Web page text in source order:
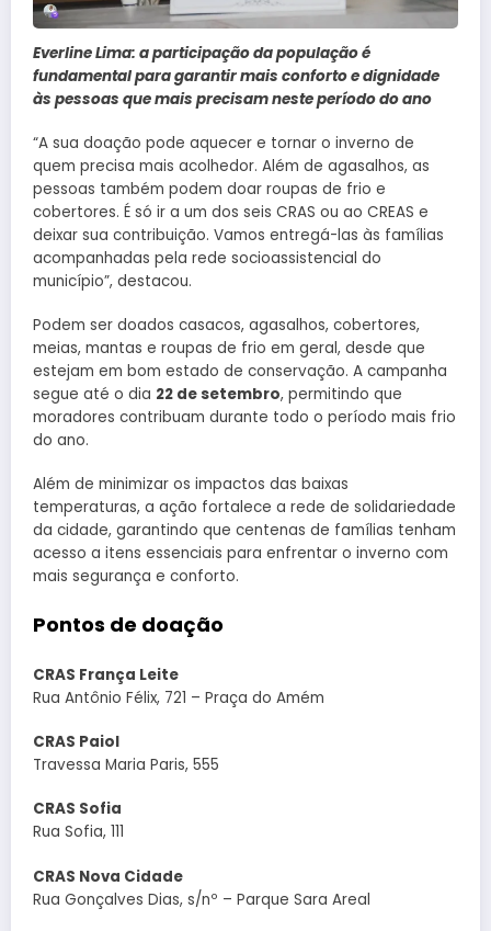
Everline Lima: a participação da população é
fundamental para garantir mais conforto e dignidade
às pessoas que mais precisam neste período do ano
“A sua doação pode aquecer e tornar o inverno de
quem precisa mais acolhedor. Além de agasalhos, as
pessoas também podem doar roupas de frio e
cobertores. É só ir a um dos seis CRAS ou ao CREAS e
deixar sua contribuição. Vamos entregá-las às famílias
acompanhadas pela rede socioassistencial do
município”, destacou.
Podem ser doados casacos, agasalhos, cobertores,
meias, mantas e roupas de frio em geral, desde que
estejam em bom estado de conservação. A campanha
segue até o dia 22 de setembro, permitindo que
moradores contribuam durante todo o período mais frio
do ano.
Além de minimizar os impactos das baixas
temperaturas, a ação fortalece a rede de solidariedade
da cidade, garantindo que centenas de famílias tenham
acesso a itens essenciais para enfrentar o inverno com
mais segurança e conforto.
Pontos de doação
CRAS França Leite
Rua Antônio Félix, 721 – Praça do Amém
CRAS Paiol
Travessa Maria Paris, 555
CRAS Sofia
Rua Sofia, 111
CRAS Nova Cidade
Rua Gonçalves Dias, s/nº – Parque Sara Areal